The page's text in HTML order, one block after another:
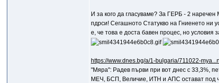
И за кого да гласуваме? За ГЕРБ - 2
пдрси! Сегашното Статукво на Гниенето ни
е, че това е доста бавен процес, но условия
https://www.dnes.bg/a/1-bulgaria/711022-
"Мяра": Радев първи при вот днес с 33,3%,
МЕЧ, БСП, Величие, ИТН и АПС остават под